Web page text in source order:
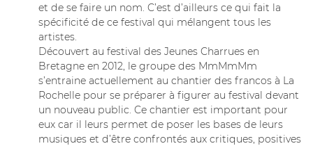
et de se faire un nom. C’est d’ailleurs ce qui fait la
spécificité de ce festival qui mélangent tous les
artistes.
Découvert au festival des Jeunes Charrues en
Bretagne en 2012, le groupe des MmMmMm
s’entraine actuellement au chantier des francos à La
Rochelle pour se préparer à figurer au festival devant
un nouveau public. Ce chantier est important pour
eux car il leurs permet de poser les bases de leurs
musiques et d’être confrontés aux critiques, positives